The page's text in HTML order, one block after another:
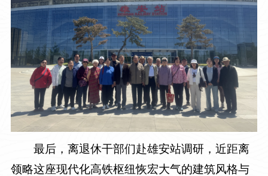
最后，离退休干部们赴雄安站调研，近距离
领略这座现代化高铁枢纽恢宏大气的建筑风格与